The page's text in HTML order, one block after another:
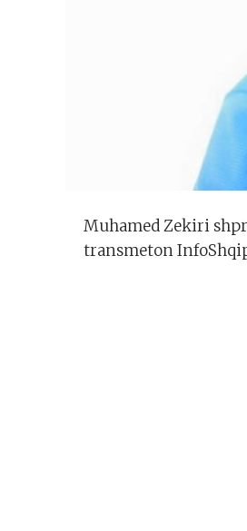
Muhamed Zekiri
transmeton